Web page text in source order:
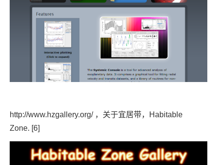
http://www.hzgallery.org/，关于宜居带，Habitable
Zone. [6]